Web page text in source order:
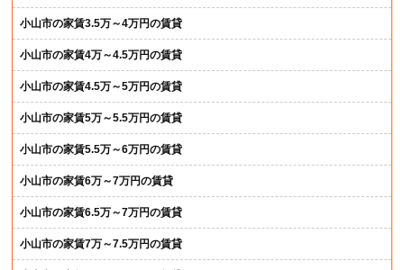
小山市の家賃3.5万～4万円の賃貸
小山市の家賃4万～4.5万円の賃貸
小山市の家賃4.5万～5万円の賃貸
小山市の家賃5万～5.5万円の賃貸
小山市の家賃5.5万～6万円の賃貸
小山市の家賃6万～7万円の賃貸
小山市の家賃6.5万～7万円の賃貸
小山市の家賃7万～7.5万円の賃貸